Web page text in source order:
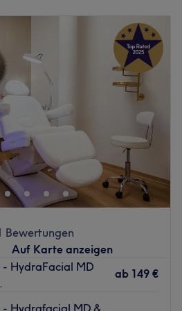
15:00
Geschlossen
Geschlossen
Geschlossen
–17:00
18:00
AYDA KOSMETIK in Köln,
und deinen Körper von Experten
verwöhnen und
bekommst du
Maniküre, Pediküre,
mehr! Das Besondere bei
dass eine Kombination
und natürlichen
Bewertungen
Auf Karte anzeigen
HydraFacial MD
ab 149 €
Hydrafacial MD &